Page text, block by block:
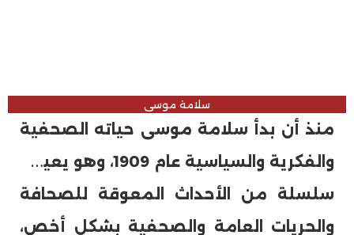
سلامة موسى
منذ أن بدأ سلامة موسى حياته الصحفية
والفكرية والسياسية عام 1909، وهو يعيش
سلسلة من الأحداث المعوقة للصحافة
والحريات العامة والصحفية بشكل أخص،